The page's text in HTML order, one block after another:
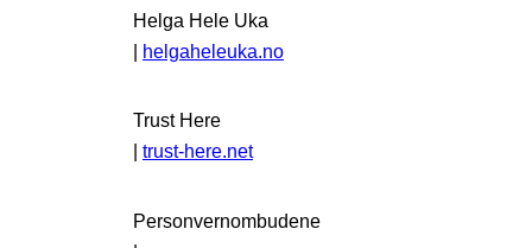
Helga Hele Uka
| helgaheleuka.no
Trust Here
trust-here.net
Personvernombudene